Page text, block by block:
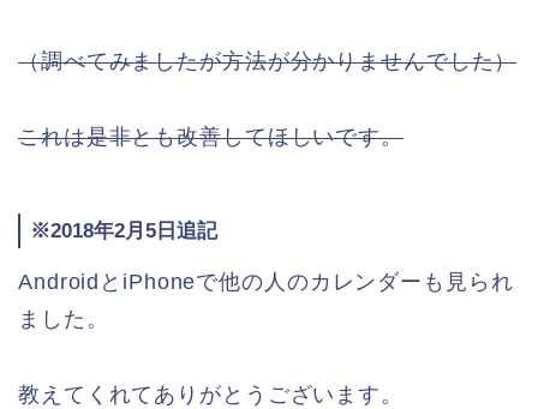
（調べてみましたが方法が分かりませんでした）
これは是非とも改善してほしいです。
※2018年2月5日追記
AndroidとiPhoneで他の人のカレンダーも見られ
ました。
教えてくれてありがとうございます。